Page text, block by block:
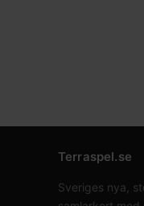
Terraspel.se
Sveriges nya,